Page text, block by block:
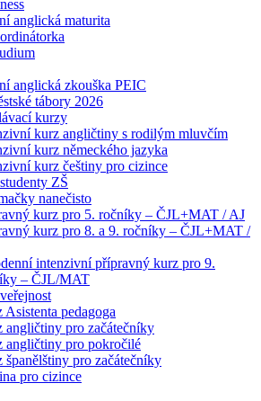
anglická maturita
anglická zkouška PEIC
tábory 2026
kurzy
kurz angličtiny s rodilým mluvčím
kurz německého jazyka
kurz češtiny pro cizince
ZŠ
nanečisto
kurz pro 5. ročníky – ČJL+MAT / AJ
kurz pro 8. a 9. ročníky – ČJL+MAT /
intenzivní přípravný kurz pro 9.
– ČJL/MAT
Asistenta pedagoga
angličtiny pro začátečníky
angličtiny pro pokročilé
španělštiny pro začátečníky
pro cizince